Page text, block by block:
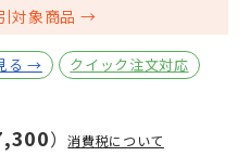
対象商品
る → クイック注文対応
）消費税について